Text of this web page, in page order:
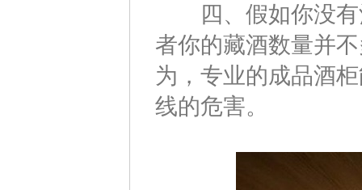
四、假如你没有
者你的藏酒数量并
为，专业的成品酒
线的危害。